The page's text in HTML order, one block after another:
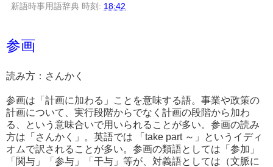
新語時事用語辞典 時刻: 18:42
参画
読み方：さんかく
参画は「計画に加わる」ことを意味する語。事業や政策の
計画について、実行段階からでなく計画の段階から加わ
る、という意味合いで用いられることが多い。参画の読み
方は「さんかく」。英語では 「take part ～」というイディ
オムで訳されることが多い。参画の類語としては「参加」
「関与」「参与」「干与」等が、対義語としては（文脈に